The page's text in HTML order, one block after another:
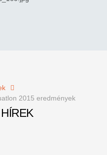
2015 eredmények